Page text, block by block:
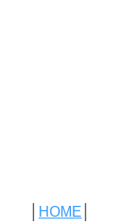
HOME